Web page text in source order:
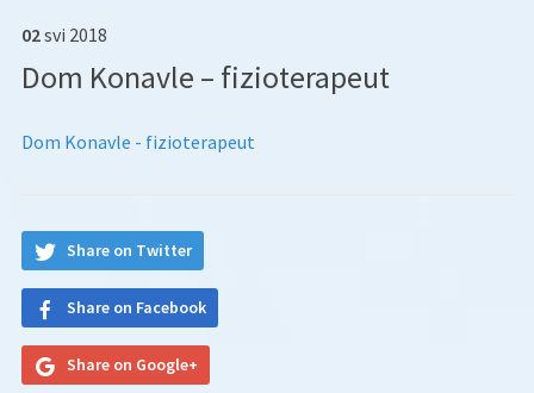
02svi 2018
Dom Konavle – fizioterapeut
Dom Konavle - fizioterapeut
Share on Twitter
Share on Facebook
Share on Google+